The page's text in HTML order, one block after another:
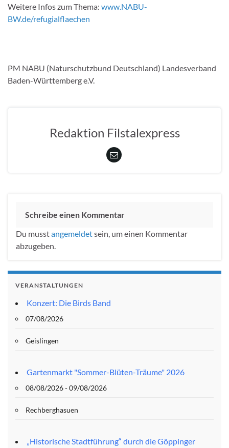
Weitere Infos zum Thema: www.NABU-
BW.de/refugialflaechen
PM NABU (Naturschutzbund Deutschland) Landesverband
Baden-Württemberg e.V.
Redaktion Filstalexpress
Schreibe einen Kommentar
Du musstangemeldetsein, um einen Kommentar
abzugeben.
VERANSTALTUNGEN
Konzert: Die Birds Band
07/08/2026
Geislingen
Gartenmarkt "Sommer-Blüten-Träume" 2026
08/08/2026 - 09/08/2026
Rechberghasuen
„Historische Stadtführung“ durch die Göppinger